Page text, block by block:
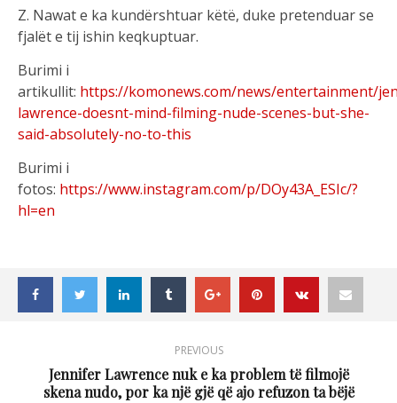
Z. Nawat e ka kundërshtuar këtë, duke pretenduar se
fjalët e tij ishin keqkuptuar.
Burimi i
artikullit: https://komonews.com/news/entertainment/
lawrence-doesnt-mind-filming-nude-scenes-but-she-
said-absolutely-no-to-this
Burimi i
fotos: https://www.instagram.com/p/DOy43A_ESIc/?
hl=en
PREVIOUS
Jennifer Lawrence nuk e ka problem të filmojë
skena nudo, por ka një gjë që ajo refuzon ta bëjë